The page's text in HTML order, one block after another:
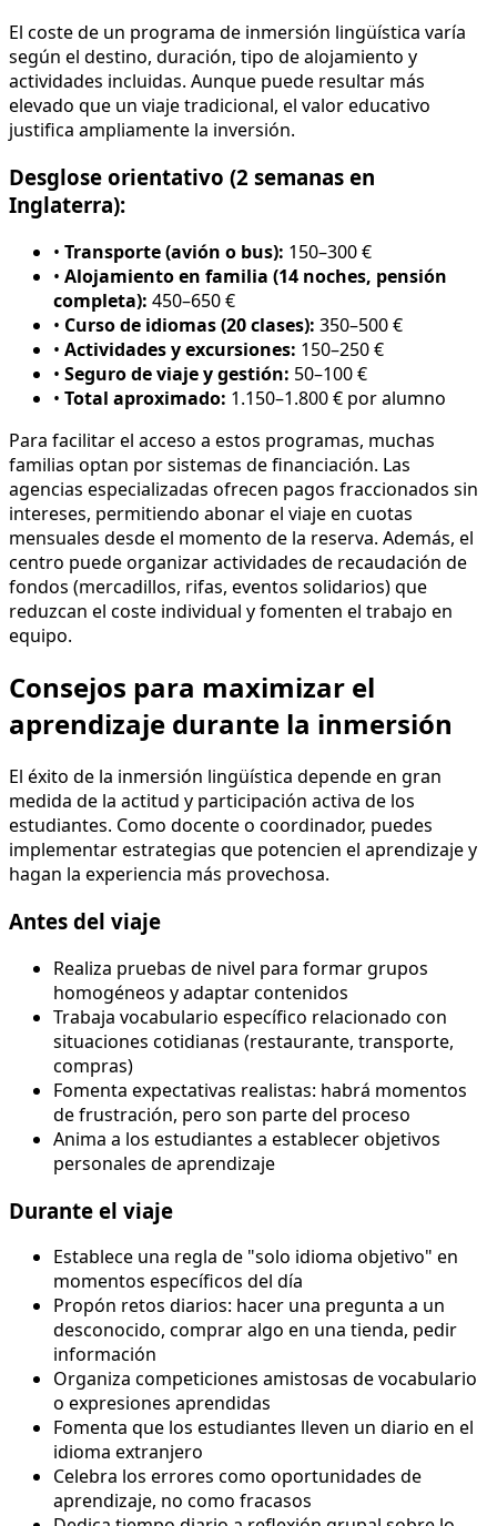
El coste de un programa de inmersión lingüística varía
según el destino, duración, tipo de alojamiento y
actividades incluidas. Aunque puede resultar más
elevado que un viaje tradicional, el valor educativo
justifica ampliamente la inversión.
Desglose orientativo (2 semanas en
Inglaterra):
• Transporte (avión o bus): 150–300 €
• Alojamiento en familia (14 noches, pensión
completa): 450–650 €
• Curso de idiomas (20 clases): 350–500 €
• Actividades y excursiones: 150–250 €
• Seguro de viaje y gestión: 50–100 €
• Total aproximado: 1.150–1.800 € por alumno
Para facilitar el acceso a estos programas, muchas
familias optan por sistemas de financiación. Las
agencias especializadas ofrecen pagos fraccionados sin
intereses, permitiendo abonar el viaje en cuotas
mensuales desde el momento de la reserva. Además, el
centro puede organizar actividades de recaudación de
fondos (mercadillos, rifas, eventos solidarios) que
reduzcan el coste individual y fomenten el trabajo en
equipo.
Consejos para maximizar el
aprendizaje durante la inmersión
El éxito de la inmersión lingüística depende en gran
medida de la actitud y participación activa de los
estudiantes. Como docente o coordinador, puedes
implementar estrategias que potencien el aprendizaje y
hagan la experiencia más provechosa.
Antes del viaje
Realiza pruebas de nivel para formar grupos
homogéneos y adaptar contenidos
Trabaja vocabulario específico relacionado con
situaciones cotidianas (restaurante, transporte,
compras)
Fomenta expectativas realistas: habrá momentos
de frustración, pero son parte del proceso
Anima a los estudiantes a establecer objetivos
personales de aprendizaje
Durante el viaje
Establece una regla de "solo idioma objetivo" en
momentos específicos del día
Propón retos diarios: hacer una pregunta a un
desconocido, comprar algo en una tienda, pedir
información
Organiza competiciones amistosas de vocabulario
o expresiones aprendidas
Fomenta que los estudiantes lleven un diario en el
idioma extranjero
Celebra los errores como oportunidades de
aprendizaje, no como fracasos